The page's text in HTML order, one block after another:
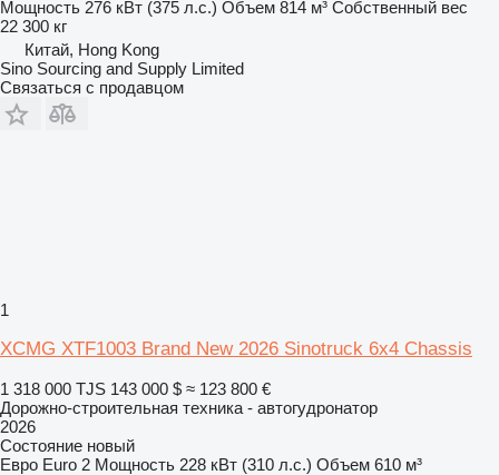
Мощность 276 кВт (375 л.с.) Объем 814 м³ Собственный вес
22 300 кг
Китай, Hong Kong
Sino Sourcing and Supply Limited
Связаться с продавцом
1
XCMG XTF1003 Brand New 2026 Sinotruck 6x4 Chassis
1 318 000 TJS 143 000 $ ≈ 123 800 €
Дорожно-строительная техника - автогудронатор
2026
Состояние новый
Евро Euro 2 Мощность 228 кВт (310 л.с.) Объем 610 м³